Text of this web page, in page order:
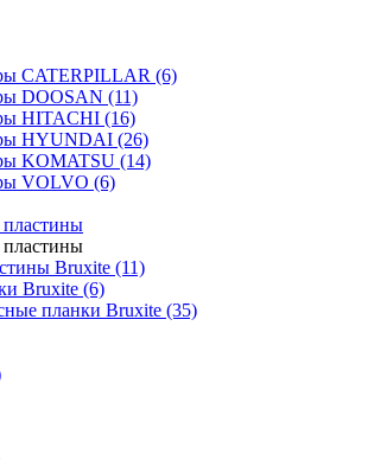
CATERPILLAR (6)
DOOSAN (11)
HITACHI (16)
HYUNDAI (26)
KOMATSU (14)
VOLVO (6)
Bruxite (11)
Bruxite (6)
планки Bruxite (35)